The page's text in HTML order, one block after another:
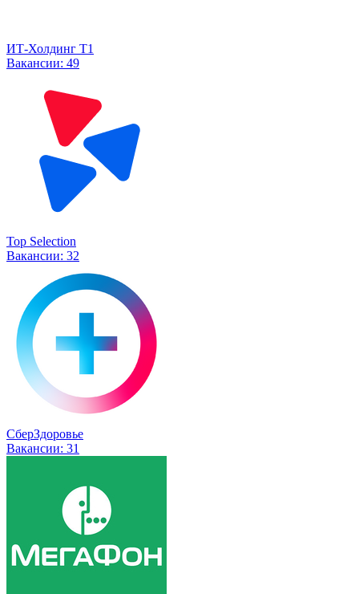
ИТ-Холдинг Т1
Вакансии: 49
Top Selection
Вакансии: 32
СберЗдоровье
Вакансии: 31